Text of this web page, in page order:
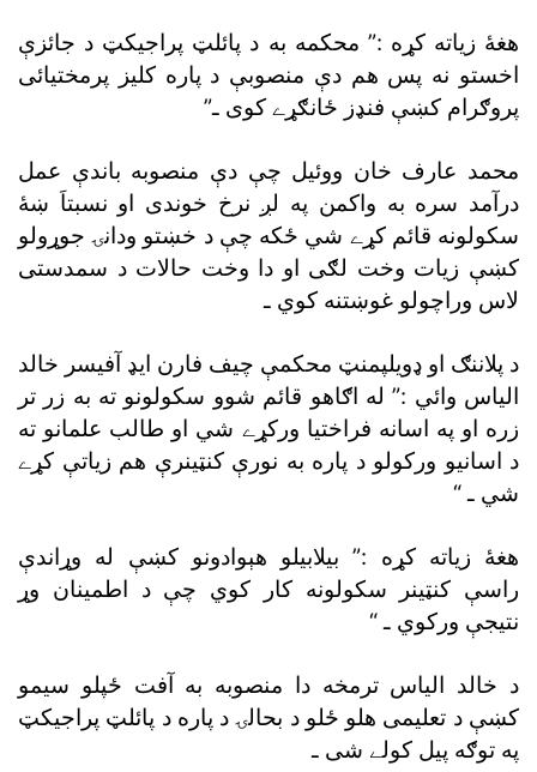
هغۀ زياته کړه :” محکمه به د پائلټ پراجيکټ د جائزې
اخستو نه پس هم دې منصوبې د پاره کليز پرمختيائى
پروګرام کښې فنډز ځانګړے کوى ـ”
محمد عارف خان ووئيل چې دې منصوبه باندې عمل
درآمد سره به واکمن په لږ نرخ خوندى او نسبتاَ ښۀ
سکولونه قائم کړے شي ځکه چې د خښتو ودانۍ جوړولو
کښې زيات وخت لګى او دا وخت حالات د سمدستى
لاس وراچولو غوښتنه کوي ـ
د پلاننګ او ډويلپمنټ محکمې چيف فارن ايډ آفيسر خالد
الياس وائي :” له اګاهو قائم شوو سکولونو ته به زر تر
زره او په اسانه فراختيا ورکړے شي او طالب علمانو ته
د اسانيو ورکولو د پاره به نورې کنټينرې هم زياتې کړے
شي ـ “
هغۀ زياته کړه :” بيلابيلو هېوادونو کښې له وړاندې
راسې کنټينر سکولونه کار کوي چې د اطمينان وړ
نتيجې ورکوي ـ “
د خالد الياس ترمخه دا منصوبه به آفت ځپلو سيمو
کښې د تعليمى هلو ځلو د بحالۍ د پاره د پائلټ پراجيکټ
په توګه پيل کولے شى ـ